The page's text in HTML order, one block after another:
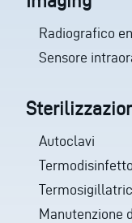
Radiografico
Sensore
Autoclavi
Manutenzione